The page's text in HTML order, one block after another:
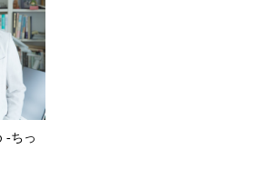
-ちっ